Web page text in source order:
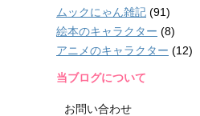
ムックにゃん雑記 (91)
絵本のキャラクター (8)
アニメのキャラクター (12)
当ブログについて
お問い合わせ